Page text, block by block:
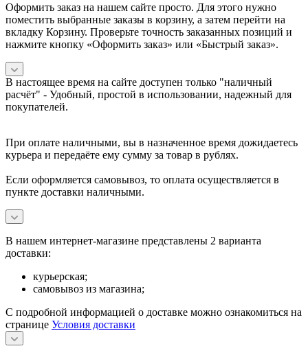
Оформить заказ на нашем сайте просто. Для этого нужно
поместить выбранные заказы в корзину, а затем перейти на
вкладку Корзину. Проверьте точность заказанных позиций и
нажмите кнопку «Оформить заказ» или «Быстрый заказ».
В настоящее время на сайте доступен только "наличный
расчёт" - Удобный, простой в использовании, надежный для
покупателей.
При оплате наличными, вы в назначенное время дожидаетесь
курьера и передаёте ему сумму за товар в рублях.
Если оформляется самовывоз, то оплата осуществляется в
пункте доставки наличными.
В нашем интернет-магазине представлены 2 варианта
доставки:
курьерская;
самовывоз из магазина;
С подробной информацией о доставке можно ознакомиться на
странице Условия доставки